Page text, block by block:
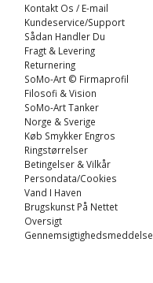
Kontakt Os / E-mail
Kundeservice/Support
Sådan Handler Du
Fragt & Levering
Returnering
SoMo-Art © Firmaprofil
Filosofi & Vision
SoMo-Art Tanker
Norge & Sverige
Køb Smykker Engros
Ringstørrelser
Betingelser & Vilkår
Persondata/Cookies
Vand I Haven
Brugskunst På Nettet
Oversigt
Gennemsigtighedsmeddelse